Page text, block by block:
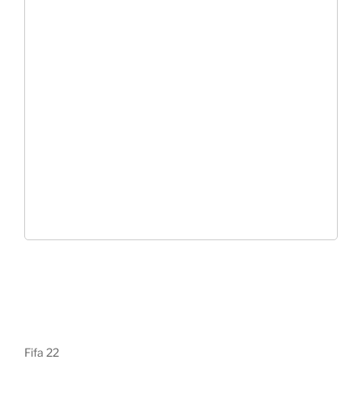
Fifa 22